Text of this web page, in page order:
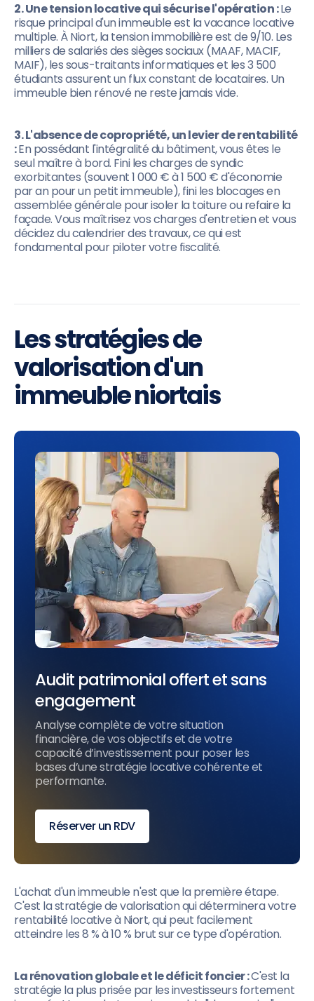
2. Une tension locative qui sécurise l'opération :Le
risque principal d'un immeuble est la vacance locative
multiple. À Niort, la tension immobilière est de 9/10. Les
milliers de salariés des sièges sociaux (MAAF, MACIF,
MAIF), les sous-traitants informatiques et les 3 500
étudiants assurent un flux constant de locataires. Un
immeuble bien rénové ne reste jamais vide.
3. L'absence de copropriété, un levier de rentabilité
:En possédant l'intégralité du bâtiment, vous êtes le
seul maître à bord. Fini les charges de syndic
exorbitantes (souvent 1 000 € à 1 500 € d'économie
par an pour un petit immeuble), fini les blocages en
assemblée générale pour isoler la toiture ou refaire la
façade. Vous maîtrisez vos charges d'entretien et vous
décidez du calendrier des travaux, ce qui est
fondamental pour piloter votre fiscalité.
Les stratégies de
valorisation d'un
immeuble niortais
Audit patrimonial offert et sans
engagement
Analyse complète de votre situation
financière, de vos objectifs et de votre
capacité d’investissement pour poser les
bases d’une stratégie locative cohérente et
performante.
Réserver un RDV
L'achat d'un immeuble n'est que la première étape.
C'est la stratégie de valorisation qui déterminera votre
rentabilité locative à Niort, qui peut facilement
atteindre les 8 % à 10 % brut sur ce type d'opération.
La rénovation globale et le déficit foncier :C'est la
stratégie la plus prisée par les investisseurs fortement